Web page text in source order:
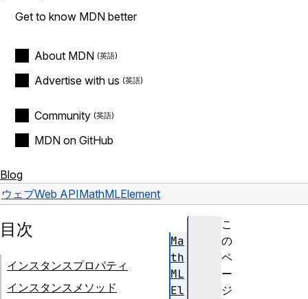
Get to know MDN better
About MDN
Advertise with us
Community
MDN on GitHub
Blog
ウェブWeb APIMathMLElement
こ
の
ペ
ー
ジ
目次
インスタンスプロパティ
インスタンスメソッド
Ma
th
ML
El